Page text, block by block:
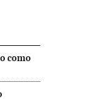
como